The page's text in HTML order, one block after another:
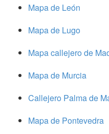
Mapa de León
Mapa de Lugo
Mapa callejero de
Mapa de Murcia
Callejero Palma de
Mapa de Pontevedra